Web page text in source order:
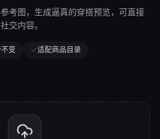
考图，生成逼真的穿搭预览，可直接
交内容。
变 适配商品目录